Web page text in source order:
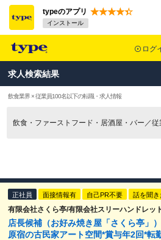
typeのアプリ
インストール
ログ
求人検索結果
飲食業界 × 従業員100名以下の転職・求人情報
飲食・ファーストフード・居酒屋・バー／
正社員 面接情報有 自己PR不要 話を聞
有限会社さくら亭/有限会社スリーハンドレッ
店長候補（お好み焼き屋「さくら亭」
原宿の古民家アート空間*賞与年2回*転